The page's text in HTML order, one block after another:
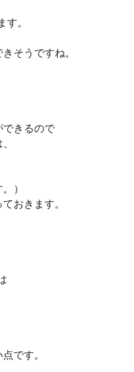
。
そうですね。
できるので
）
おきます。
です。